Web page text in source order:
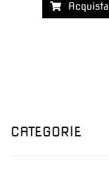
Acquista
CATEGORIE